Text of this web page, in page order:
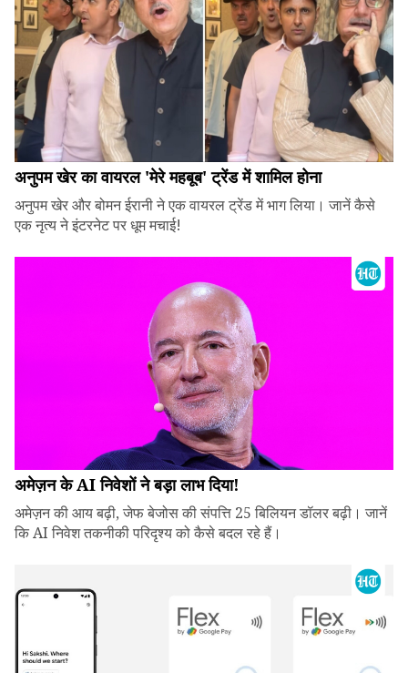
अनुपम खेर का वायरल 'मेरे महबूब' ट्रेंड में शामिल होना
अनुपम खेर और बोमन ईरानी ने एक वायरल ट्रेंड में भाग लिया। जानें कैसे
एक नृत्य ने इंटरनेट पर धूम मचाई!
अमेज़न के AI निवेशों ने बड़ा लाभ दिया!
अमेज़न की आय बढ़ी, जेफ बेजोस की संपत्ति 25 बिलियन डॉलर बढ़ी। जानें
कि AI निवेश तकनीकी परिदृश्य को कैसे बदल रहे हैं।